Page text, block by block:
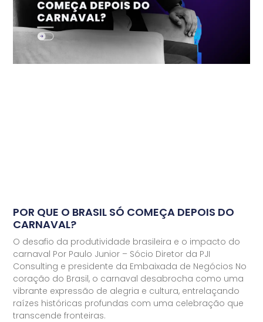
POR QUE O BRASIL SÓ COMEÇA DEPOIS DO
CARNAVAL?
O desafio da produtividade brasileira e o impacto do
carnaval Por Paulo Junior – Sócio Diretor da PJI
Consulting e presidente da Embaixada de Negócios No
coração do Brasil, o carnaval desabrocha como uma
vibrante expressão de alegria e cultura, entrelaçando
raízes históricas profundas com uma celebração que
transcende fronteiras.